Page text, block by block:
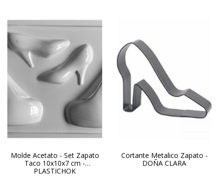
Molde Acetato - Set Zapato
Taco 10x10x7 cm -
PLASTICHOK
Cortante Metalico Zapato -
DOÑA CLARA